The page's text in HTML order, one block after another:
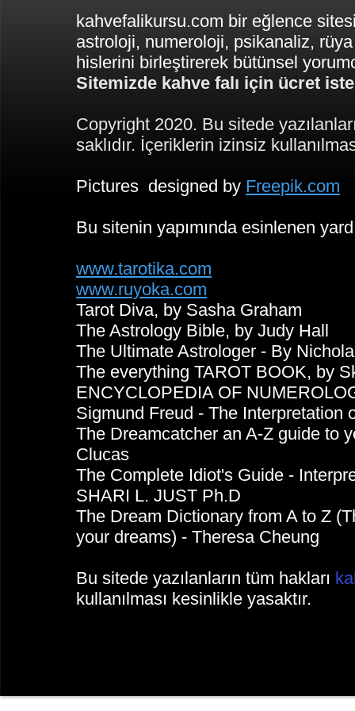
kahvefalikursu.com bir eğlence
astroloji, numeroloji, psikanaliz,
hislerini birleştirerek bütünsel
Sitemizde kahve falı için ücret
Copyright 2020. Bu sitede
saklıdır. İçeriklerin izinsiz
Pictures designed by Freepik.com
Bu sitenin yapımında esinlenen
www.tarotika.com
www.ruyoka.com
Tarot Diva, by Sasha Graham
The Astrology Bible, by Judy Hall
The Ultimate Astrologer - By
The everything TAROT BOOK, by
ENCYCLOPEDIA OF
Sigmund Freud - The Interpretation
The Dreamcatcher an A-Z guide to
Clucas
The Complete Idiot's Guide -
SHARI L. JUST Ph.D
The Dream Dictionary from A to Z
your dreams) - Theresa Cheung
Bu sitede yazılanların tüm hakları
kullanılması kesinlikle yasaktır.